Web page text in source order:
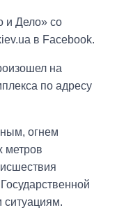
и Дело» со
в Facebook.
на
по адресу
огнем
метров